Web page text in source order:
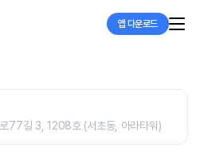
앱 다운로드
77길 3, 1208호 (서초동, 아라타워)